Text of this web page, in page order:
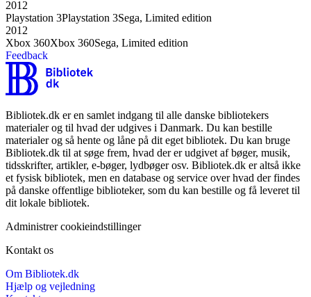
2012
Playstation 3Playstation 3Sega, Limited edition
2012
Xbox 360Xbox 360Sega, Limited edition
Feedback
Bibliotek.dk er en samlet indgang til alle danske bibliotekers
materialer og til hvad der udgives i Danmark. Du kan bestille
materialer og så hente og låne på dit eget bibliotek. Du kan bruge
Bibliotek.dk til at søge frem, hvad der er udgivet af bøger, musik,
tidsskrifter, artikler, e-bøger, lydbøger osv. Bibliotek.dk er altså ikke
et fysisk bibliotek, men en database og service over hvad der findes
på danske offentlige biblioteker, som du kan bestille og få leveret til
dit lokale bibliotek.
Administrer cookieindstillinger
Kontakt os
Om Bibliotek.dk
Hjælp og vejledning